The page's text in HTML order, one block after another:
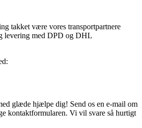
takket være vores transportpartnere
levering med DPD og DHL
glæde hjælpe dig! Send os en e-mail om
kontaktformularen. Vi vil svare så hurtigt